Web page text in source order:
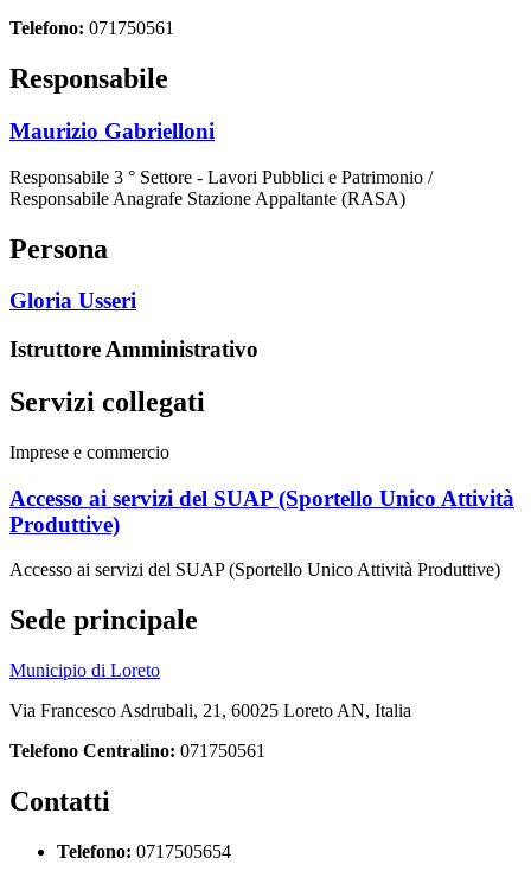
Telefono: 071750561
Responsabile
Maurizio Gabrielloni
Responsabile 3 ° Settore - Lavori Pubblici e Patrimonio /
Responsabile Anagrafe Stazione Appaltante (RASA)
Persona
Gloria Usseri
Istruttore Amministrativo
Servizi collegati
Imprese e commercio
Accesso ai servizi del SUAP (Sportello Unico Attività
Produttive)
Accesso ai servizi del SUAP (Sportello Unico Attività Produttive)
Sede principale
Municipio di Loreto
Via Francesco Asdrubali, 21, 60025 Loreto AN, Italia
Telefono Centralino: 071750561
Contatti
Telefono: 0717505654